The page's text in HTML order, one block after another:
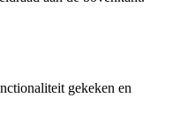
gekeken en